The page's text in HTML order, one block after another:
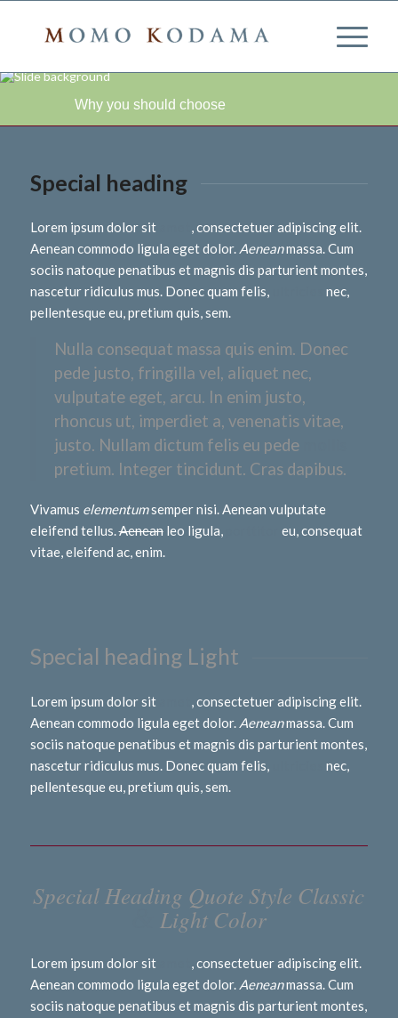
Why you should choose
Special heading
Lorem ipsum dolor sit
, consectetuer adipiscing elit.
Aenean commodo ligula eget dolor. Aeneanmassa. Cum
sociis natoque penatibus et magnis dis parturient montes,
nascetur ridiculus mus. Donec quam felis,
nec,
pellentesque eu, pretium quis, sem.
Nulla consequat massa quis enim. Donec
pede justo, fringilla vel, aliquet nec,
vulputate eget, arcu. In enim justo,
rhoncus ut, imperdiet a, venenatis vitae,
justo. Nullam dictum felis eu pede
pretium. Integer tincidunt. Cras dapibus.
Vivamus elementumsemper nisi. Aenean vulputate
eleifend tellus.Aeneanleo ligula,
eu, consequat
vitae, eleifend ac, enim.
Special heading Light
Lorem ipsum dolor sit
, consectetuer adipiscing elit.
Aenean commodo ligula eget dolor. Aeneanmassa. Cum
sociis natoque penatibus et magnis dis parturient montes,
nascetur ridiculus mus. Donec quam felis,
nec,
pellentesque eu, pretium quis, sem.
Special Heading Quote Style Classic
Light Color
Lorem ipsum dolor sit
, consectetuer adipiscing elit.
Aenean commodo ligula eget dolor. Aeneanmassa. Cum
sociis natoque penatibus et magnis dis parturient montes,